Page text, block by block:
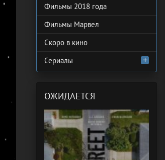
Фильмы 2018 года
Фильмы Марвел
Скоро в кино
Сериалы
ОЖИДАЕТСЯ